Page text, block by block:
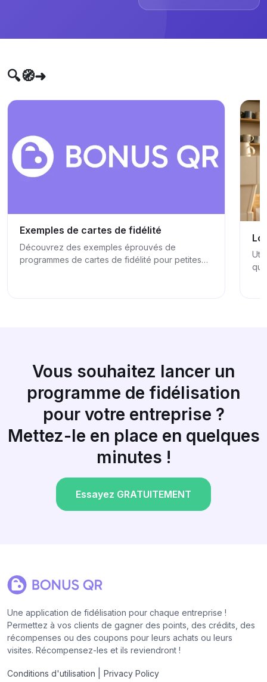
🔍🧭➜
Exemples de cartes de fidélité
Découvrez des exemples éprouvés de
programmes de cartes de fidélité pour petites
Vous souhaitez lancer un
programme de fidélisation
pour votre entreprise ?
Mettez-le en place en quelques
minutes !
Essayez GRATUITEMENT
Une application de fidélisation pour chaque entreprise !
Permettez à vos clients de gagner des points, des crédits, des
récompenses ou des coupons pour leurs achats ou leurs
visites. Récompensez-les et ils reviendront !
Conditions d'utilisation Privacy Policy